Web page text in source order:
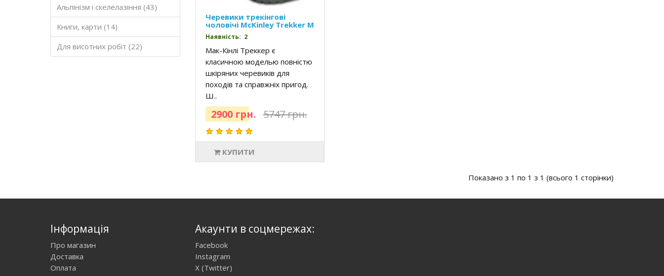
Альпінізм і скелелазіння (43)
Книги, карти (14)
Для висотних робіт (22)
Черевики трекінгові
чоловічі McKinley Trekker M
Наявність: 2
Мак-Кінлі Треккер є
класичною моделью повністю
шкіряних черевиків для
походів та справжніх пригод.
Ш..
2900 грн. 5747 грн.
КУПИТИ
Показано з 1 по 1 з 1 (всього 1 сторінки)
Інформація
Про магазин
Доставка
Оплата
Акаунти в соцмережах:
Facebook
Instagram
X (Twitter)